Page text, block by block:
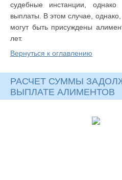
судебные инстанции, однако
выплаты. В этом случае,
могут быть присуждены
лет.
Вернуться к оглавлению
РАСЧЕТ СУММЫ
ВЫПЛАТЕ АЛИМЕНТОВ